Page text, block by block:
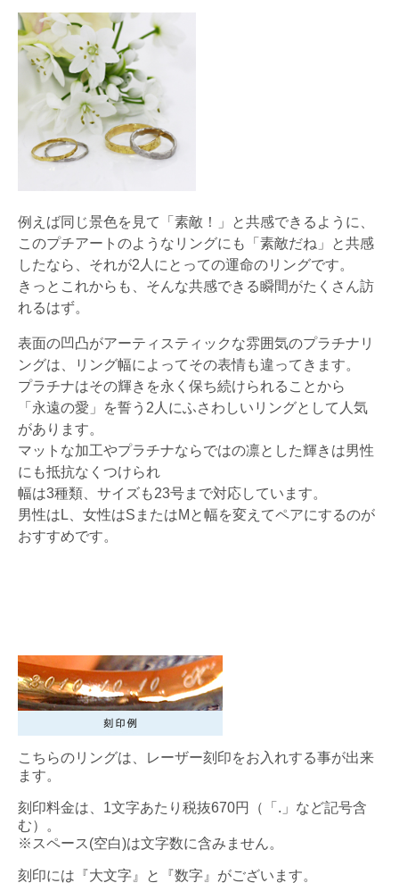
例えば同じ景色を見て「素敵！」と共感できるように、
このプチアートのようなリングにも「素敵だね」と共感
したなら、それが2人にとっての運命のリングです。
きっとこれからも、そんな共感できる瞬間がたくさん訪
れるはず。
表面の凹凸がアーティスティックな雰囲気のプラチナリ
ングは、リング幅によってその表情も違ってきます。
プラチナはその輝きを永く保ち続けられることから
「永遠の愛」を誓う2人にふさわしいリングとして人気
があります。
マットな加工やプラチナならではの凛とした輝きは男性
にも抵抗なくつけられ
幅は3種類、サイズも23号まで対応しています。
男性はL、女性はSまたはMと幅を変えてペアにするのが
おすすめです。
こちらのリングは、レーザー刻印をお入れする事が出来
ます。
刻印料金は、1文字あたり税抜670円（「.」など記号含
む）。
※スペース(空白)は文字数に含みません。
刻印には『大文字』と『数字』がございます。